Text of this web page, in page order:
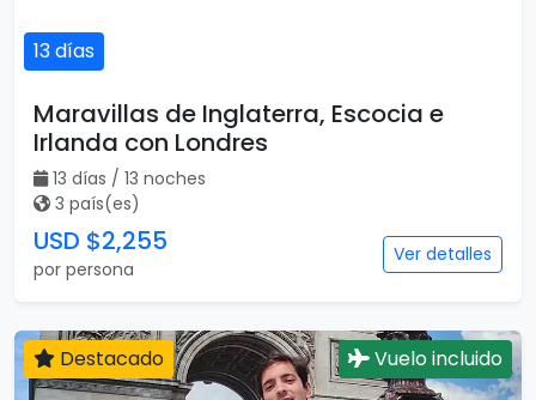
13 días
Maravillas de Inglaterra, Escocia e
Irlanda con Londres
13 días / 13 noches
3 país(es)
USD $2,255
por persona
Ver detalles
Destacado Vuelo incluido